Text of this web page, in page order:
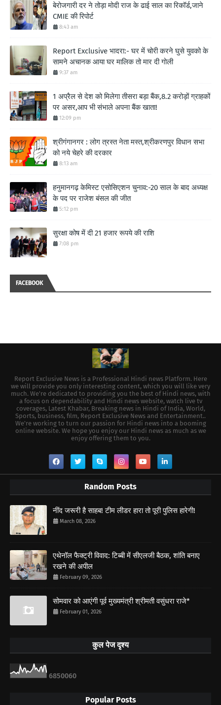
बेरोजगारी दर ने तोड़ा मोदी राज के ढाई साल का रिकॉर्ड,जाने
CMIE की रिपोर्ट
8:43 am
Report Exclusive भादरा:- घर में चोरी करने घुसे युवको के
सामने अचानक आया घर मालिक तो मार दी गोली
9:37 am
1 अप्रैल से देश को मिलेगा तीसरा बड़ा बैंक,8.2 करोड़ों ग्राहकों
पर असर,आप भी संभाले अपना बैंक खाता!
12:09 pm
श्रीगंगानगर : लोग त्रस्त नेता मस्त,श्रीकरणपुर विधान सभा
को नये चेहरे की दरकार
8:13 am
हनुमानगढ़ केमिस्ट एसोसिएशन चुनाव:-20 साल के बाद अध्यक्ष
के पद पर राजेश बंसल की जीत
5:12 pm
सुरक्षा कोष में दी 21 हजार रूपये की राशि
7:08 pm
FACEBOOK
Report Exclusive News is a Professional Hindi news Platform. Here
we will provide you only interesting content, which you will like very
much. We're dedicated to providing you the best of Hindi news, with
a focus on dependability and Hindi news website, watch live tv
coverages, Latest Khabar, Breaking news in Hindi of India, World,
Sports, business, film, Report Exclusive News and Entertainment..
We're working to turn our passion for Hindi news into a booming
online website. We hope you enjoy our Hindi news as much as we
enjoy offering them to you.
Random Posts
नींद जरूरी है साहब! टीम लीडर हारा तो पूरी पुलिस हारेगी!
March 08, 2026
एथेनॉल फैक्ट्री विवाद: टिब्बी में सीएलजी बैठक, शांति बनाए
रखने की अपील
February 09, 2026
सोमवार को आएंगी पूर्व मुख्यमंत्री श्रीमती वसुंधरा राजे*
February 01, 2026
कुल पेज दृश्य
6850060
Popular Posts